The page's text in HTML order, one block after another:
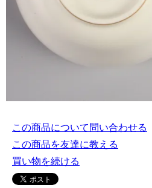
この商品について問い合わせる
この商品を友達に教える
買い物を続ける